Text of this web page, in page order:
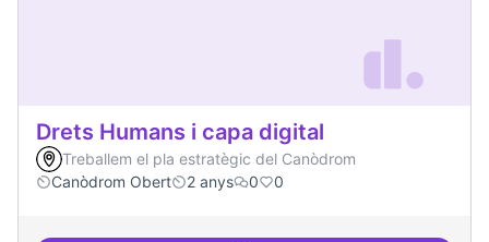
Drets Humans i capa digital
Treballem el pla estratègic del Canòdrom
Canòdrom Obert
2 anys 0 0